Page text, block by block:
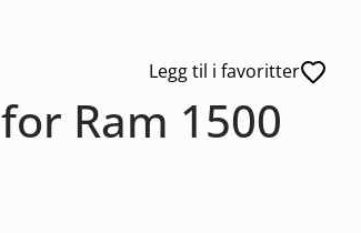
Legg til i favoritter
Ram 1500